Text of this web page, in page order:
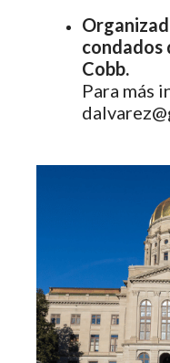
condados
Para más